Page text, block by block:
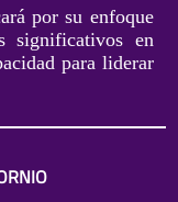
por su enfoque
significativos en
para liderar